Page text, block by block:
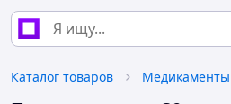
Каталог товаров